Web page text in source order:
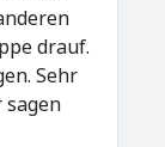
drauf.
Sehr
sagen